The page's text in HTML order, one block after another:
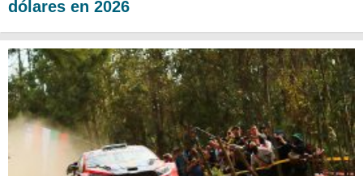
dólares en 2026